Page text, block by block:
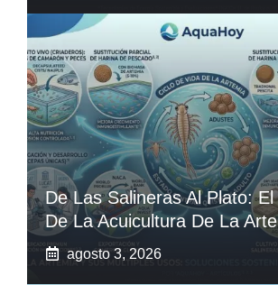
De Las Salineras Al Plato:
De La Acuicultura De La
agosto 3, 2026